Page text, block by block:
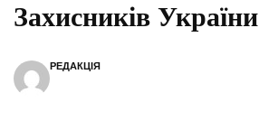
Захисників України
РЕДАКЦІЯ